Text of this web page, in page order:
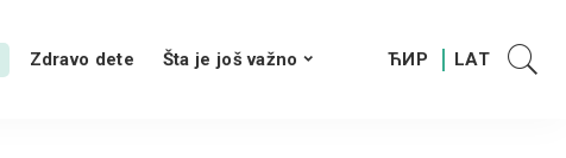
Zdravo dete Šta je još važno